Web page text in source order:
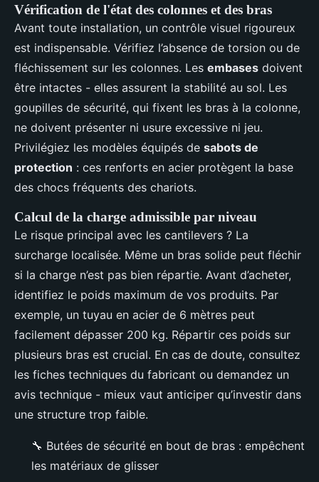
Vérification de l'état des colonnes et des bras
Avant toute installation, un contrôle visuel rigoureux
est indispensable. Vérifiez l’absence de torsion ou de
fléchissement sur les colonnes. Les embases doivent
être intactes - elles assurent la stabilité au sol. Les
goupilles de sécurité, qui fixent les bras à la colonne,
ne doivent présenter ni usure excessive ni jeu.
Privilégiez les modèles équipés de sabots de
protection : ces renforts en acier protègent la base
des chocs fréquents des chariots.
Calcul de la charge admissible par niveau
Le risque principal avec les cantilevers ? La
surcharge localisée. Même un bras solide peut fléchir
si la charge n’est pas bien répartie. Avant d’acheter,
identifiez le poids maximum de vos produits. Par
exemple, un tuyau en acier de 6 mètres peut
facilement dépasser 200 kg. Répartir ces poids sur
plusieurs bras est crucial. En cas de doute, consultez
les fiches techniques du fabricant ou demandez un
avis technique - mieux vaut anticiper qu’investir dans
une structure trop faible.
🔧 Butées de sécurité en bout de bras : empêchent
les matériaux de glisser